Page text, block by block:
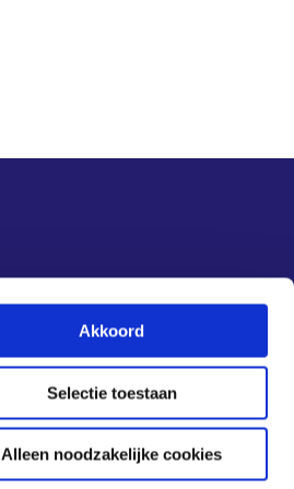
Akkoord
Selectie toestaan
Alleen noodzakelijke cookies